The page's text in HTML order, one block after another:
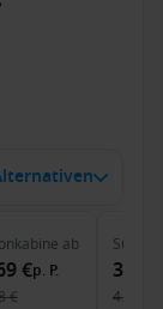
ab
€p. P.
€
Suite
4.009 €